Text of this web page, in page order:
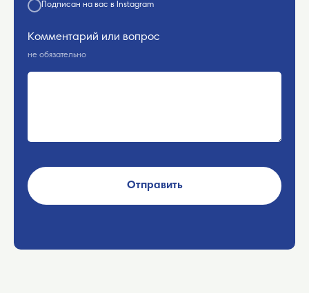
Подписан на вас в Instagram
Комментарий или вопрос
не обязательно
Отправить